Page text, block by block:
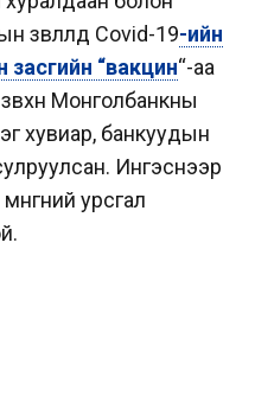
зөвлөлд Covid-19-ийн
засгийн “вакцин“-аа
Монголбанкны
хувиар, банкуудын
сулруулсан. Ингэснээр
урсгал